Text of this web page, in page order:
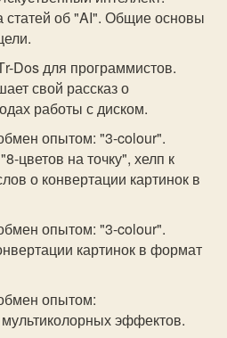
статей об "AI". Общие основы
Dos для программистов.
свой рассказ о
работы с диском.
опытом: "3-colour".
цветов на точку", хелп к
о конвертации картинок в
опытом: "3-colour".
картинок в формат
опытом:
эффектов.